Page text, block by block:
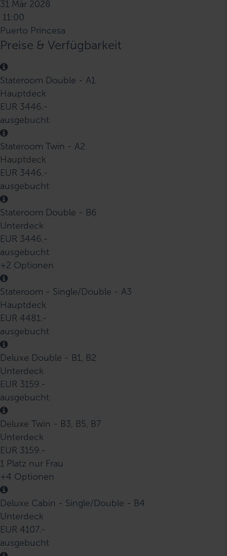
31 Mär 2028
11:00
Puerto Princesa
Preise & Verfügbarkeit
Stateroom Double - A1
Hauptdeck
EUR 3446.-
ausgebucht
Stateroom Twin - A2
Hauptdeck
EUR 3446.-
ausgebucht
Stateroom Double - B6
Unterdeck
EUR 3446.-
ausgebucht
+2 Optionen
Stateroom - Single/Double - A3
Hauptdeck
EUR 4481.-
ausgebucht
Deluxe Double - B1, B2
Unterdeck
EUR 3159.-
ausgebucht
Deluxe Twin - B3, B5, B7
Unterdeck
EUR 3159.-
1 Platz nur Frau
+4 Optionen
Deluxe Cabin - Single/Double - B4
Unterdeck
EUR 4107.-
ausgebucht